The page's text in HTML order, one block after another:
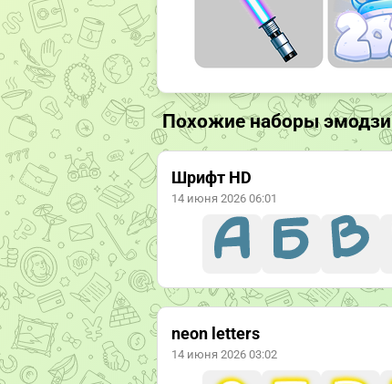
Похожие наборы эмодзи
Шрифт HD
14 июня 2026 06:01
neon letters
14 июня 2026 03:02